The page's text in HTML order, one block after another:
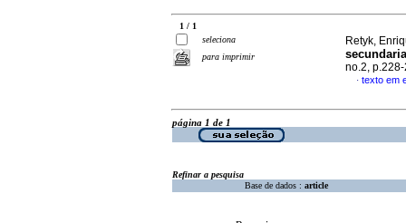
1 / 1
seleciona
para imprimir
Retyk,
no.2,
· texto em
página 1 de 1
Refinar a pesquisa
Base de dados : article